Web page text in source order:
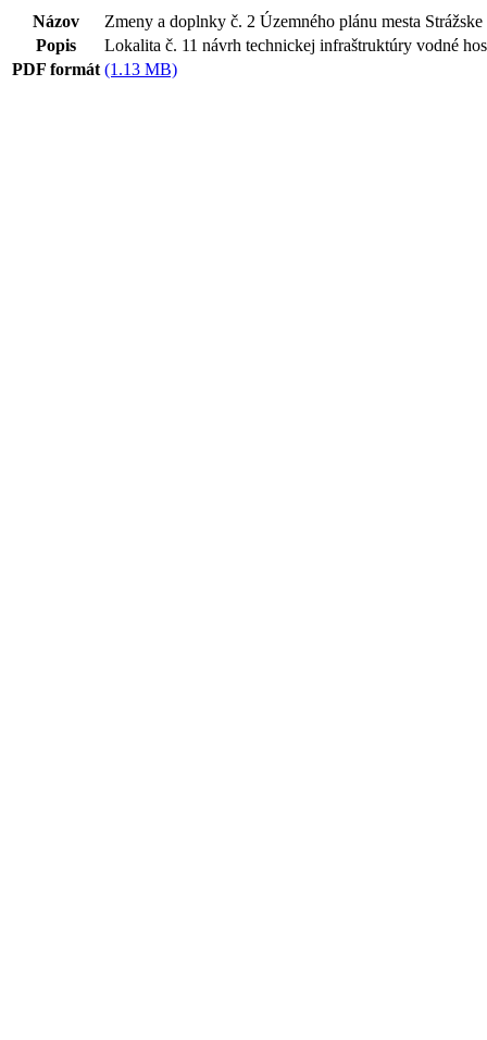
Názov
Zmeny a doplnky č. 2 Územného plánu mesta Strážske
Popis
Lokalita č. 11 návrh technickej infraštruktúry vodné
PDF formát (1.13 MB)